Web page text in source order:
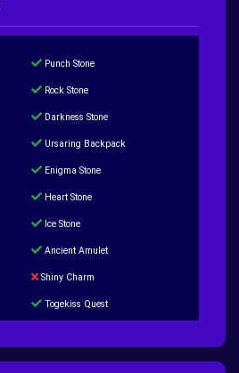
Punch Stone
Rock Stone
Darkness Stone
Ursaring Backpack
Enigma Stone
Heart Stone
Ice Stone
Ancient Amulet
Shiny Charm
Togekiss Quest